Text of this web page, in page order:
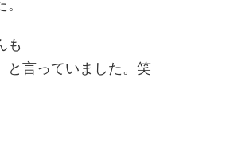
も
と言っていました。笑